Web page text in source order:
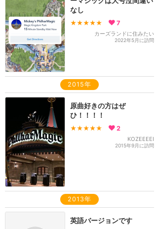
なし
★★★★★ 7
カーズランドに住みたい
2022年5月に訪問
2015年
原曲好きの方はぜ
ひ！！！！
★★★★★ 2
KOZEEEEI
2015年9月に訪問
2013年
英語バージョンです